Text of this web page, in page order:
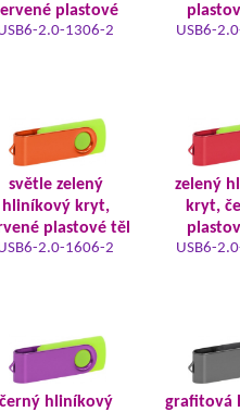
plastové
2.0-1306-2 USB6-
světle zelený
hliníkový kryt,
plastové těl
2.0-1606-2
zelený
kryt,
USB6-
černý hliníkový
grafitová